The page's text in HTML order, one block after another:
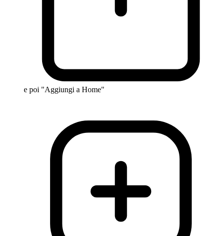
e poi "Aggiungi a Home"